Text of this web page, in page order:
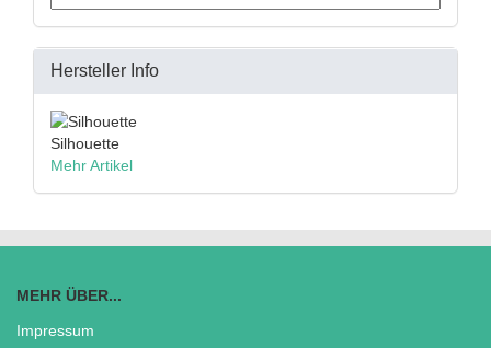
Hersteller Info
Silhouette
Mehr Artikel
MEHR ÜBER...
Impressum